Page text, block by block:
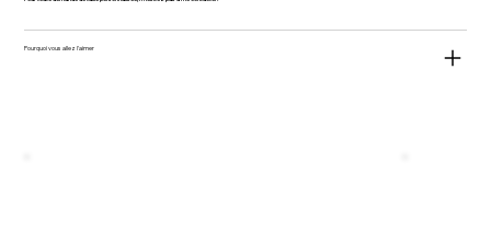
Pourquoi vous allez l'aimer